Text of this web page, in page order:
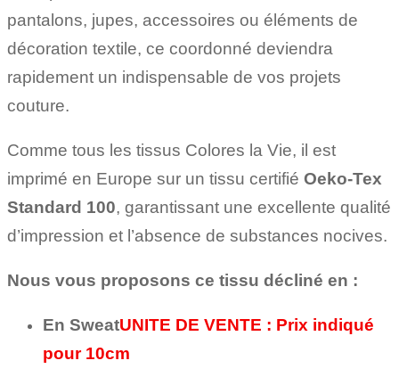
pantalons, jupes, accessoires ou éléments de
décoration textile, ce coordonné deviendra
rapidement un indispensable de vos projets
couture.
Comme tous les tissus Colores la Vie, il est
imprimé en Europe sur un tissu certifié Oeko-Tex
Standard 100, garantissant une excellente qualité
d’impression et l’absence de substances nocives.
Nous vous proposons ce tissu décliné en :
En SweatUNITE DE VENTE : Prix indiqué
pour 10cm